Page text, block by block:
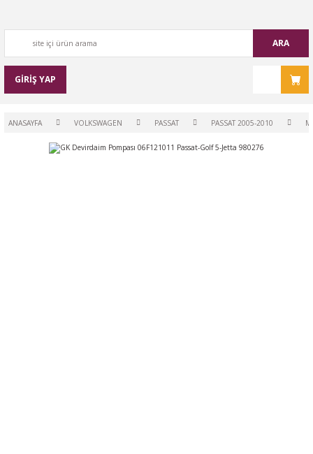
ARA
GİRİŞ YAP
ANASAYFA VOLKSWAGEN PASSAT PASSAT 2005-2010